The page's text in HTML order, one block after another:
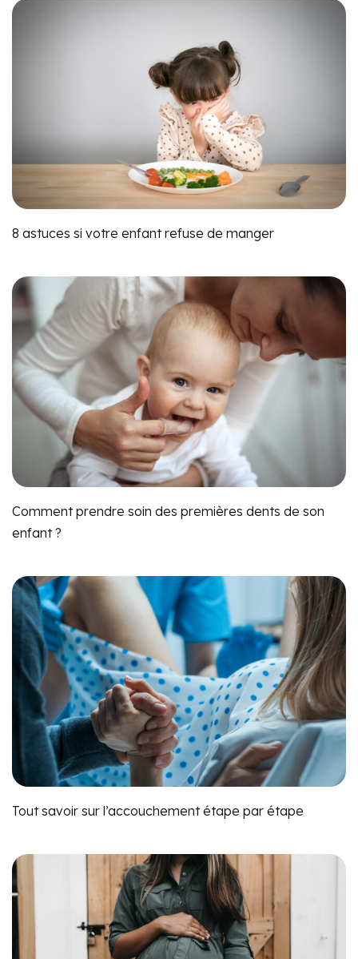
8 astuces si votre enfant refuse de manger
Comment prendre soin des premières dents de son
enfant ?
Tout savoir sur l’accouchement étape par étape